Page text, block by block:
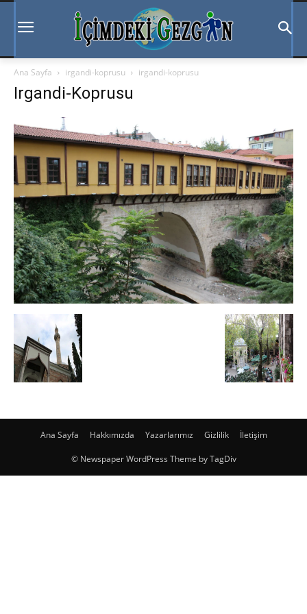
Ana Sayfa irgandi-koprusu irgandi-koprusu
Irgandi-Koprusu
Ana Sayfa Hakkımızda Yazarlarımız Gizlilik İletişim
© Newspaper WordPress Theme by TagDiv